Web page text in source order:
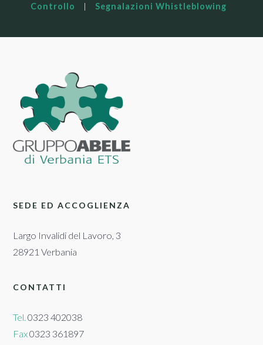
Controllo
| Segnalazioni Whistleblowing
SEDE ED ACCOGLIENZA
Largo Invalidi del Lavoro, 3
28921 Verbania
CONTATTI
Tel.0323 402038
Fax0323 361897